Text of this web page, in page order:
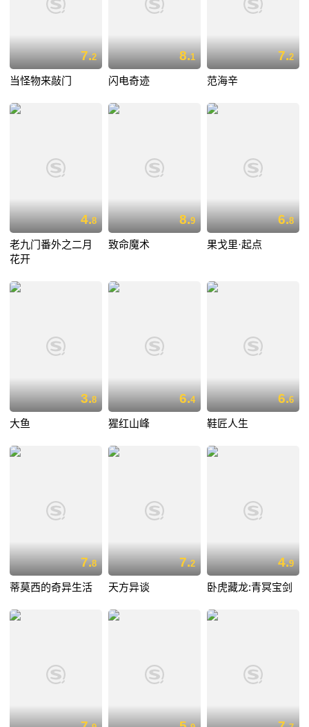
7.2
当怪物来敲门
8.1
闪电奇迹
7.2
范海辛
4.8
老九门番外之二月
花开
8.9
致命魔术
6.8
果戈里·起点
3.8
大鱼
6.4
猩红山峰
6.6
鞋匠人生
7.8
蒂莫西的奇异生活
7.2
天方异谈
4.9
卧虎藏龙:青冥宝剑